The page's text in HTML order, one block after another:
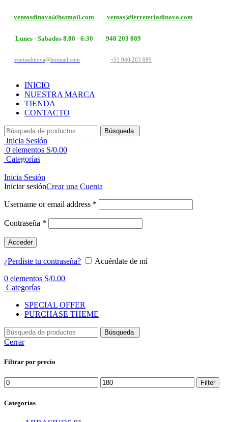
ventasdinova@hotmail.com ventas@ferreteriadinova.com
Lunes - Sabados 8.00 - 6:30 940 203 089
ventasdinova@hotmail.com +51 940 203 089
INICIO
NUESTRA MARCA
TIENDA
CONTACTO
Búsqueda
Inicia Sesión
0 elementos S/0.00
Categorías
Inicia Sesión
Iniciar sesiónCrear una Cuenta
Username or email address *
Contraseña *
Acceder
¿Perdiste tu contraseña?
Acuérdate de mí
0 elementos S/0.00
Categorías
SPECIAL OFFER
PURCHASE THEME
Búsqueda
Cerrar
Filtrar por precio
Min
price
Max
price
Filter
Categorías